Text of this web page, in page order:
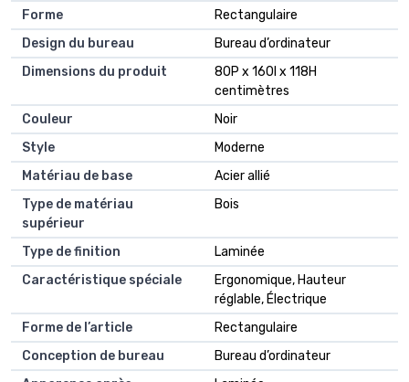
Forme
Rectangulaire
Design du bureau
Bureau d’ordinateur
Dimensions du produit
80P x 160l x 118H
centimètres
Couleur
Noir
Style
Moderne
Matériau de base
Acier allié
Type de matériau
supérieur
Bois
Type de finition
Laminée
Caractéristique spéciale
Ergonomique, Hauteur
réglable, Électrique
Forme de l’article
Rectangulaire
Conception de bureau
Bureau d’ordinateur